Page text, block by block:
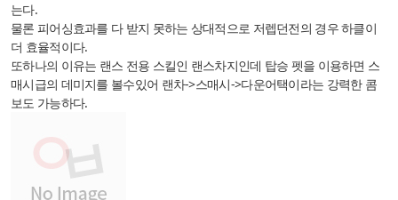
는다.
물론 피어싱효과를 다 받지 못하는 상대적으로 저렙던전의 경우 하클이
더 효율적이다.
또하나의 이유는 랜스 전용 스킬인 랜스차지인데 탑승 펫을 이용하면 스
매시급의 데미지를 볼수있어 랜차->스매시->다운어택이라는 강력한 콤
보도 가능하다.